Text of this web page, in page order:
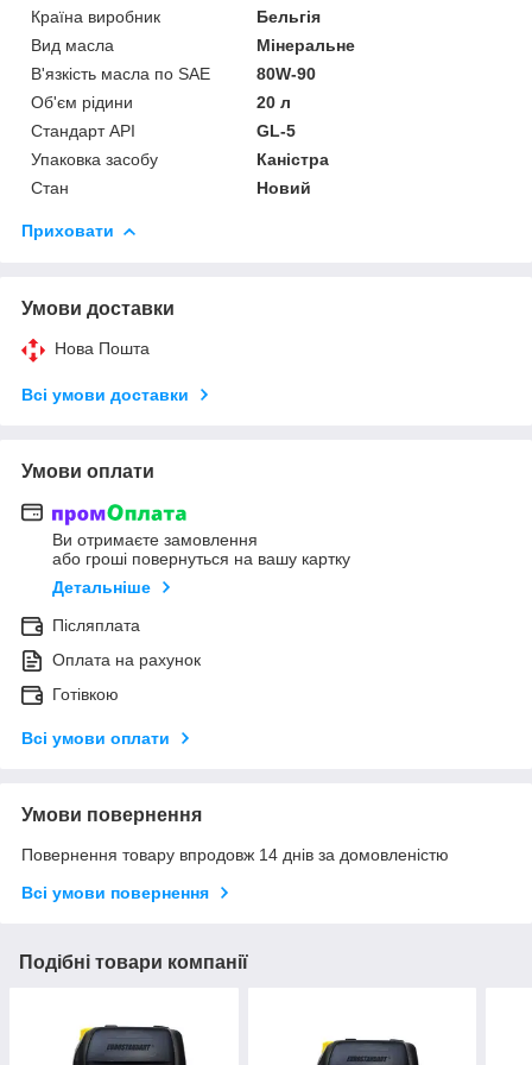
Країна виробник
Бельгія
Вид масла
Мінеральне
В'язкість масла по SAE
80W-90
Об'єм рідини
20 л
Стандарт API
GL-5
Упаковка засобу
Каністра
Стан
Новий
Приховати
Умови доставки
Нова Пошта
Всі умови доставки
Умови оплати
Ви отримаєте замовлення
або гроші повернуться на вашу картку
Детальніше
Післяплата
Оплата на рахунок
Готівкою
Всі умови оплати
Умови повернення
Повернення товару впродовж 14 днів за домовленістю
Всі умови повернення
Подібні товари компанії